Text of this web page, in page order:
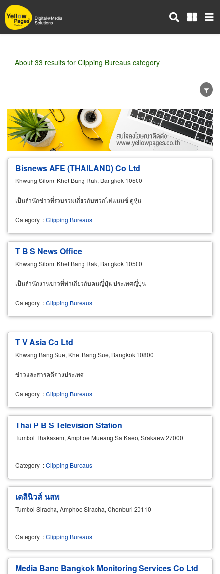
Skip
to
main
About 33 results for Clipping Bureaus category
Wholesale Retail Manufacturer
Dealer
Exporter/Importer
Service Business
Bisnews AFE (THAILAND) Co Ltd
Khwang Silom, Khet Bang Rak, Bangkok 10500
เป็นสำนักข่าวที่รวบรวมเกี่ยวกับพวกไฟแนนซ์ ดูหุ้น
Category :Clipping Bureaus
T B S News Office
Khwang Silom, Khet Bang Rak, Bangkok 10500
เป็นสำนักงานข่าวที่ทำเกียวกับคนญี่ปุ่น ประเทศญี่ปุ่น
Category :Clipping Bureaus
T V Asia Co Ltd
Khwang Bang Sue, Khet Bang Sue, Bangkok 10800
ข่าวและสารคดีต่างประเทศ
Category :Clipping Bureaus
Thai P B S Television Station
Tumbol Thakasem, Amphoe Mueang Sa Kaeo, Srakaew 27000
Category :Clipping Bureaus
เดลินิวส์ นสพ
Tumbol Siracha, Amphoe Siracha, Chonburi 20110
Category :Clipping Bureaus
Media Banc Bangkok Monitoring Services Co Ltd